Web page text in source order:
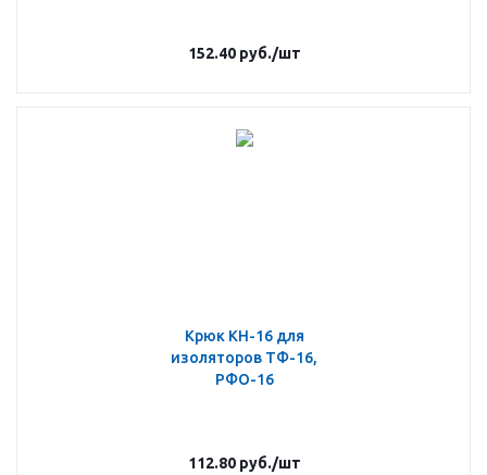
152.40руб./шт
Крюк КН-16 для
изоляторов ТФ-16,
РФО-16
112.80руб./шт